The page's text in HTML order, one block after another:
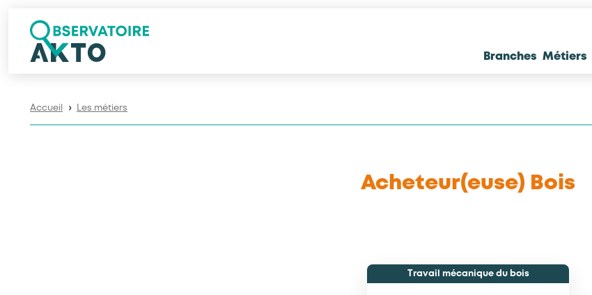
Branches Métiers
Accueil ❯ Les métiers
Acheteur(euse) Bois
Travail mécanique du bois